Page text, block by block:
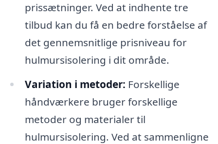
prissætninger. Ved at indhente tre
tilbud kan du få en bedre forståelse af
det gennemsnitlige prisniveau for
hulmursisolering i dit område.
Variation i metoder: Forskellige
håndværkere bruger forskellige
metoder og materialer til
hulmursisolering. Ved at sammenligne